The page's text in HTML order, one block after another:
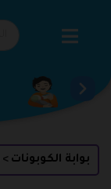
بوابة الكوبونات >